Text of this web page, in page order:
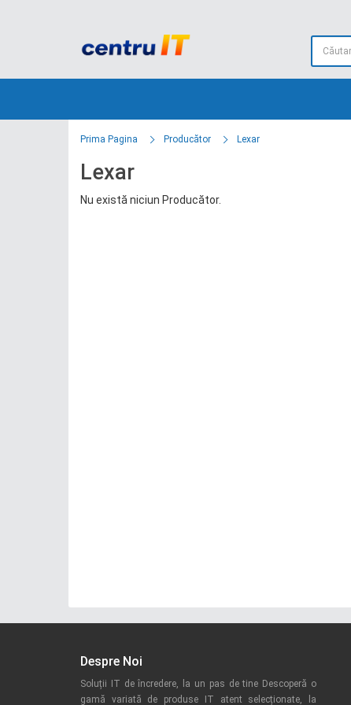
Prima Pagina Producător Lexar
Lexar
Nu există niciun Producător.
Despre Noi
Soluții IT de încredere, la un pas de tine Descoperă o
gamă variată de produse IT atent selecționate, la